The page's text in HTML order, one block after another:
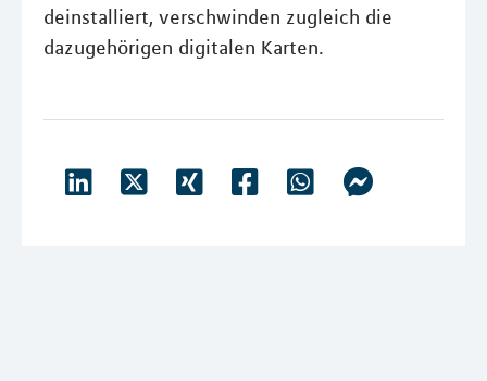
deinstalliert, verschwinden zugleich die
dazugehörigen digitalen Karten.